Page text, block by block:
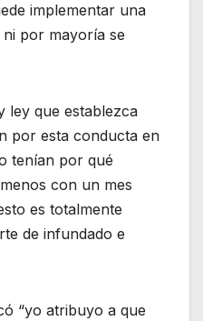
implementar una
por mayoría se
ley que establezca
por esta conducta en
tenían por qué
con un mes
es totalmente
de infundado e
“yo atribuyo a que